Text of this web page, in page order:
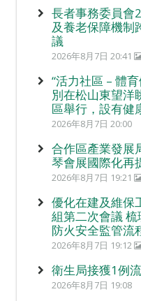
長者事務委員會
及養老保障機制
議
2026年8月7日 20:41
“活力社區 – 體
別在松山東望洋
區舉行，設有健
2026年8月7日 20:00
合作區產業發展
琴會展國際化再
2026年8月7日 19:21
優化在建及維保
組第二次會議
防火安全監管流
2026年8月7日 19:12
衛生局接獲1例
2026年8月7日 19:08